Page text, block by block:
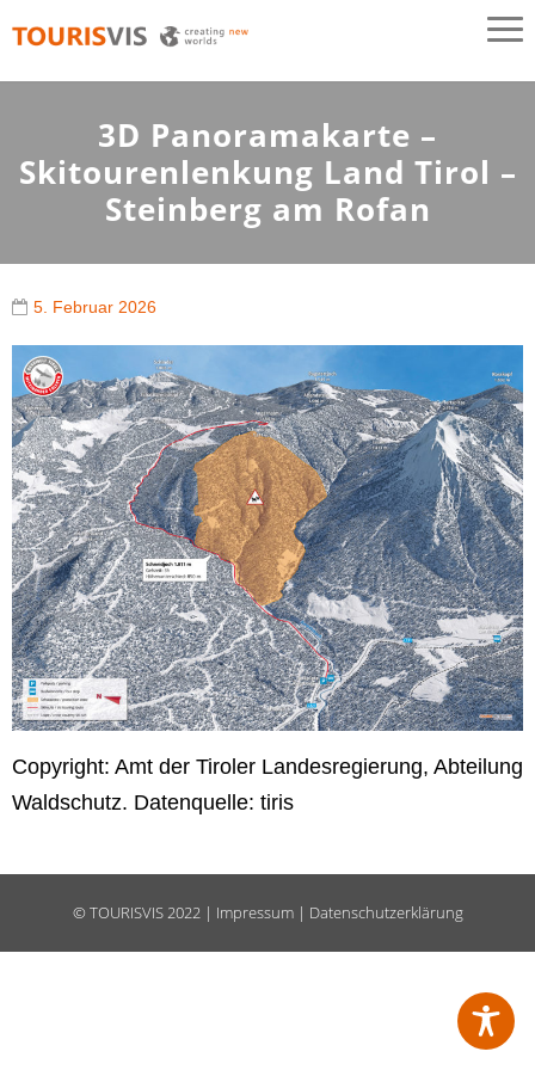
TOURISVIS
3D Panoramakarten aus Österreich
3D Panoramakarte –
Skitourenlenkung Land Tirol –
Steinberg am Rofan
5. Februar 2026
Copyright: Amt der Tiroler Landesregierung, Abteilung
Waldschutz. Datenquelle: tiris
©TOURISVIS2022 | Impressum| Datenschutzerklärung